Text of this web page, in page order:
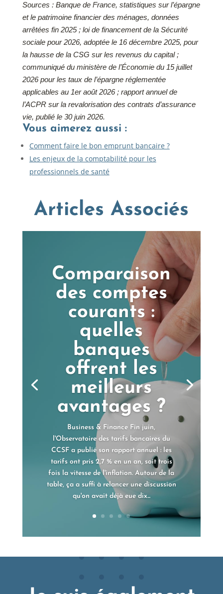
Sources : Banque de France, statistiques sur l’épargne
et le patrimoine financier des ménages, données
arrêtées fin 2025 ; loi de financement de la Sécurité
sociale pour 2026, adoptée le 16 décembre 2025, pour
la hausse de la CSG sur les revenus du capital ;
communiqué du ministère de l’Économie du 15 juillet
2026 pour les taux de l’épargne réglementée
applicables au 1er août 2026 ; rapport annuel de
l’ACPR sur la revalorisation des contrats d’assurance
vie, publié le 30 juin 2026.
Vous aimerez aussi :
Comment faire le bon emprunt bancaire ?
Les enjeux de la comptabilité pour les
professionnels de santé
Articles Associés
Comparaison
des comptes
courants :
quelles
banques
offrent les
meilleurs
avantages ?
Business & Finance Fin juin,
l'Observatoire des tarifs bancaires du
CCSF a publié son rapport annuel : les
tarifs ont pris 2,7 % en un an, soit trois
fois la vitesse de l'inflation. Autour de la
table, ça a suffi à relancer une discussion
qu'on avait déjà eue dix...